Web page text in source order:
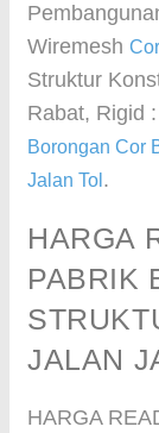
Wiremesh
Struktur
Rabat, Rigid :
Borongan Cor
Jalan Tol .
HARGA
PABRIK
JALAN
HARGA